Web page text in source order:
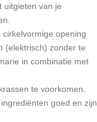
uitgieten van je
opening
(elektrisch) zonder te
in combinatie met
te voorkomen.
goed en zijn